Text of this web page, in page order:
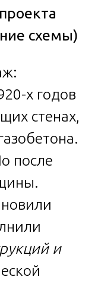
схемы)
х годов
стенах,
после
и